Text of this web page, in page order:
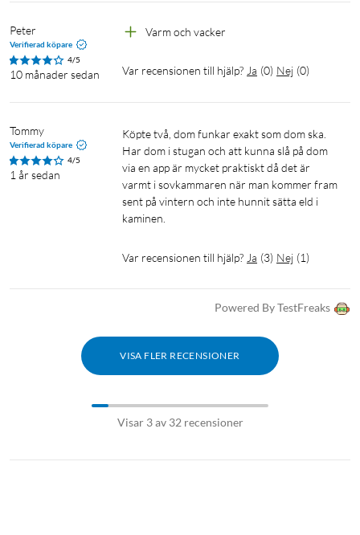
Peter
Verifierad köpare
4/5
10 månader sedan
Varm och vacker
Var recensionen till hjälp? Ja (0) Nej (0)
Tommy
Verifierad köpare
4/5
1 år sedan
köpte två, dom funkar exakt som dom ska.
Har dom i stugan och att kunna slå på dom
via en app är mycket praktiskt då det är
varmt i sovkammaren när man kommer fram
sent på vintern och inte hunnit sätta eld i
kaminen.
Var recensionen till hjälp? Ja (3) Nej (1)
Powered By TestFreaks
VISA FLER RECENSIONER
Visar 3 av 32 recensioner